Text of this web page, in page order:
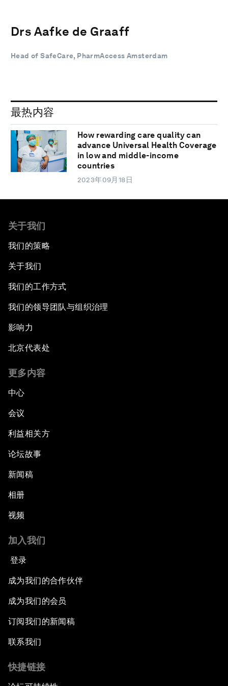
Drs Aafke de Graaff
Head of SafeCare, PharmAccess Amsterdam
最热内容
How rewarding care quality can
advance Universal Health Coverage
in low and middle-income
countries
2023年09月18日
关于我们
我们的策略
关于我们
我们的工作方式
我们的领导团队与组织治理
影响力
北京代表处
更多内容
中心
会议
利益相关方
论坛故事
新闻稿
相册
视频
加入我们
登录
成为我们的合作伙伴
成为我们的会员
订阅我们的新闻稿
联系我们
快捷链接